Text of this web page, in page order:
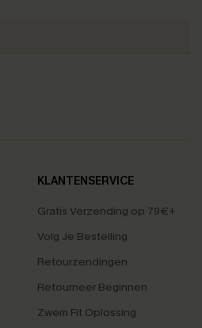
KLANTENSERVICE
Gratis Verzending op 79€+
Volg Je Bestelling
Retourzendingen
Retourneer Beginnen
Zwem Fit Oplossing